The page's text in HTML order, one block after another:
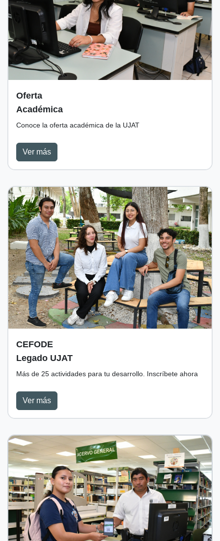
Oferta
Académica
Conoce la oferta académica de la UJAT
Ver más
CEFODE
Legado UJAT
Más de 25 actividades para tu desarrollo. Inscríbete ahora
Ver más